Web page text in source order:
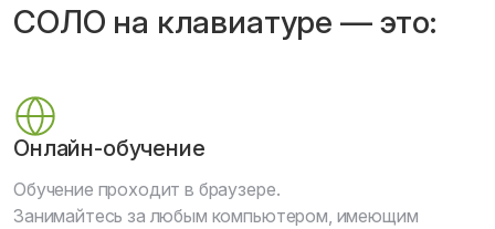
СОЛО на клавиатуре — это:
Онлайн-обучение
Обучение проходит в браузере.
Занимайтесь за любым компьютером, имеющим